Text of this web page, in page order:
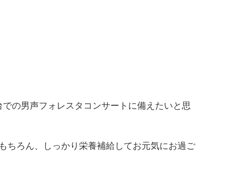
の男声フォレスタコンサートに備えたいと思
ちろん、しっかり栄養補給してお元気にお過ご